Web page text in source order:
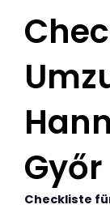
Győr
Checkliste